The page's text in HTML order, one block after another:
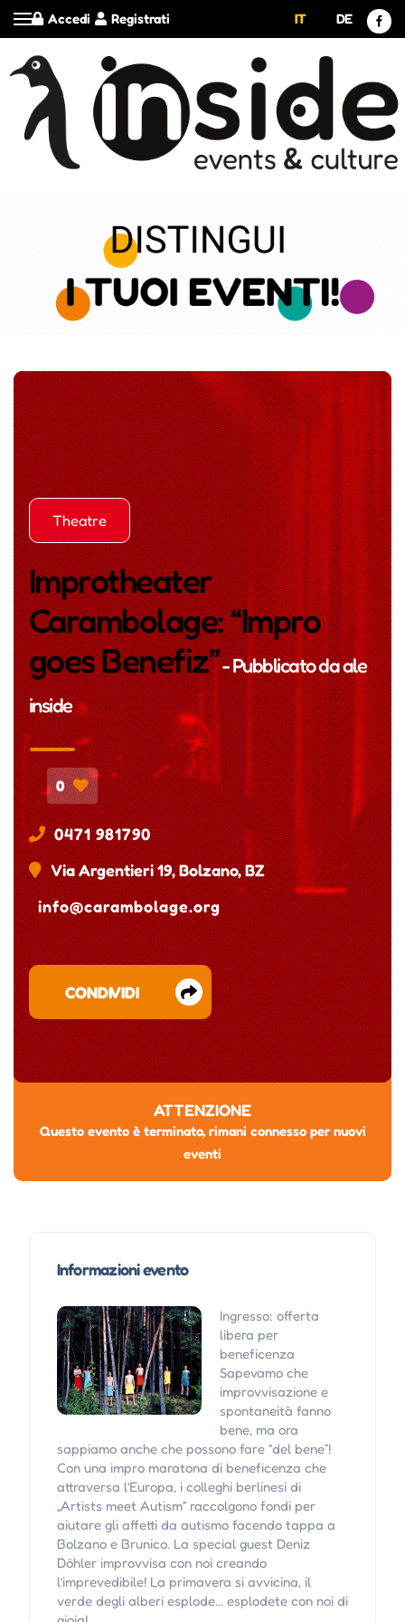
Registrati
Accedi IT DE
Theatre
Improtheater
Carambolage: “Impro
goes Benefiz”- Pubblicato daale
inside
0
0471 981790
Via Argentieri 19, Bolzano, BZ
info@carambolage.org
CONDIVIDI
ATTENZIONE
Questo evento è terminato, rimani connesso per nuovi
eventi
Informazioni evento
Ingresso: offerta
libera per
beneficenza
Sapevamo che
improvvisazione e
spontaneità fanno
bene, ma ora
sappiamo anche che possono fare “del bene”!
Con una impro maratona di beneficenza che
attraversa l’Europa, i colleghi berlinesi di
„Artists meet Autism“ raccolgono fondi per
aiutare gli affetti da autismo facendo tappa a
Bolzano e Brunico. La special guest Deniz
Döhler improvvisa con noi creando
l’imprevedibile! La primavera si avvicina, il
verde degli alberi esplode… esplodete con noi di